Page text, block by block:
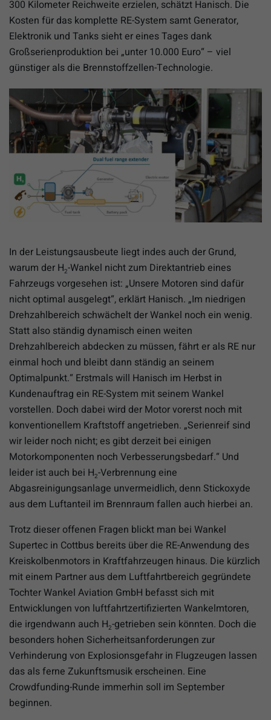
300 Kilometer Reichweite erzielen, schätzt Hanisch. Die
Kosten für das komplette RE-System samt Generator,
Elektronik und Tanks sieht er eines Tages dank
Großserienproduktion bei „unter 10.000 Euro“ ­– viel
günstiger als die Brennstoffzellen-Technologie.
In der Leistungsausbeute liegt indes auch der Grund,
warum der H2-Wankel nicht zum Direktantrieb eines
Fahrzeugs vorgesehen ist: „Unsere Motoren sind dafür
nicht optimal ausgelegt“, erklärt Hanisch. „Im niedrigen
Drehzahlbereich schwächelt der Wankel noch ein wenig.
Statt also ständig dynamisch einen weiten
Drehzahlbereich abdecken zu müssen, fährt er als RE nur
einmal hoch und bleibt dann ständig an seinem
Optimalpunkt.“ Erstmals will Hanisch im Herbst in
Kundenauftrag ein RE-System mit seinem Wankel
vorstellen. Doch dabei wird der Motor vorerst noch mit
konventionellem Kraftstoff angetrieben. „Serienreif sind
wir leider noch nicht; es gibt derzeit bei einigen
Motorkomponenten noch Verbesserungsbedarf.“ Und
leider ist auch bei H2-Verbrennung eine
Abgasreinigungsanlage unvermeidlich, denn Stickoxyde
aus dem Luftanteil im Brennraum fallen auch hierbei an.
Trotz dieser offenen Fragen blickt man bei Wankel
Supertec in Cottbus bereits über die RE-Anwendung des
Kreiskolbenmotors in Kraftfahrzeugen hinaus. Die kürzlich
mit einem Partner aus dem Luftfahrtbereich gegründete
Tochter Wankel Aviation GmbH befasst sich mit
Entwicklungen von luftfahrtzertifizierten Wankelmtoren,
die irgendwann auch H2-getrieben sein könnten. Doch die
besonders hohen Sicherheitsanforderungen zur
Verhinderung von Explosionsgefahr in Flugzeugen lassen
das als ferne Zukunftsmusik erscheinen. Eine
Crowdfunding-Runde immerhin soll im September
beginnen.